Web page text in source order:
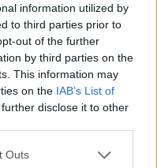
information utilized by
to third parties prior to
out of the further
by third parties on the
This information may
on the IAB’s List of
disclose it to other
Outs